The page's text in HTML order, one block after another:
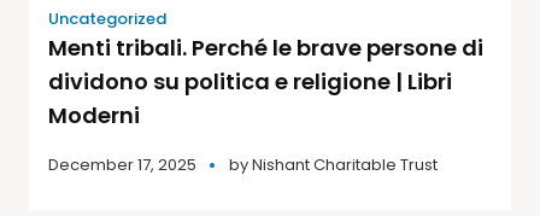
Uncategorized
Menti tribali. Perché le brave persone di
dividono su politica e religione | Libri
Moderni
December 17, 2025 byNishant Charitable Trust